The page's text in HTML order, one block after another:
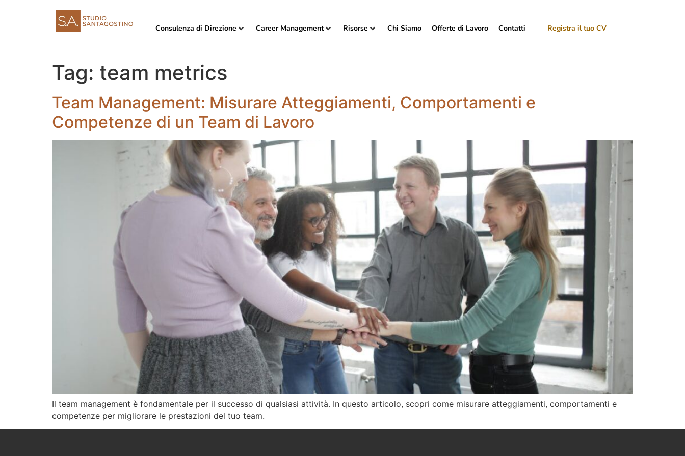
Consulenza di Direzione Career Management Risorse Chi Siamo Offerte di Lavoro Contatti Registra il tuo CV
Tag: team metrics
Team Management: Misurare Atteggiamenti, Comportamenti e
Competenze di un Team di Lavoro
Il team management è fondamentale per il successo di qualsiasi attività. In questo articolo, scopri come misurare atteggiamenti, comportamenti e
competenze per migliorare le prestazioni del tuo team.